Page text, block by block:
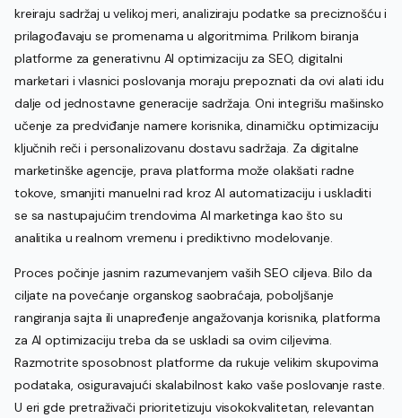
kreiraju sadržaj u velikoj meri, analiziraju podatke sa preciznošću i
prilagođavaju se promenama u algoritmima. Prilikom biranja
platforme za generativnu AI optimizaciju za SEO, digitalni
marketari i vlasnici poslovanja moraju prepoznati da ovi alati idu
dalje od jednostavne generacije sadržaja. Oni integrišu mašinsko
učenje za predviđanje namere korisnika, dinamičku optimizaciju
ključnih reči i personalizovanu dostavu sadržaja. Za digitalne
marketinške agencije, prava platforma može olakšati radne
tokove, smanjiti manuelni rad kroz AI automatizaciju i uskladiti
se sa nastupajućim trendovima AI marketinga kao što su
analitika u realnom vremenu i prediktivno modelovanje.
Proces počinje jasnim razumevanjem vaših SEO ciljeva. Bilo da
ciljate na povećanje organskog saobraćaja, poboljšanje
rangiranja sajta ili unapređenje angažovanja korisnika, platforma
za AI optimizaciju treba da se uskladi sa ovim ciljevima.
Razmotrite sposobnost platforme da rukuje velikim skupovima
podataka, osiguravajući skalabilnost kako vaše poslovanje raste.
U eri gde pretraživači prioritetizuju visokokvalitetan, relevantan